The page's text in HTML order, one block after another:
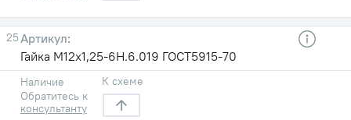
25
Гайка М12х1,25-6Н.6.019 ГОСТ5915-70
Наличие
Обратитесь к
консультанту
К схеме